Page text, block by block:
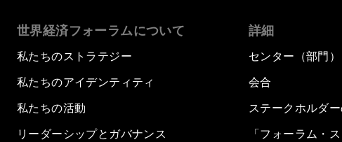
世界経済フォーラムについて
私たちのストラテジー
私たちのアイデンティティ
私たちの活動
リーダーシップとガバナンス
詳細
センター（部門）
会合
ステークホルダ
「フォーラム・